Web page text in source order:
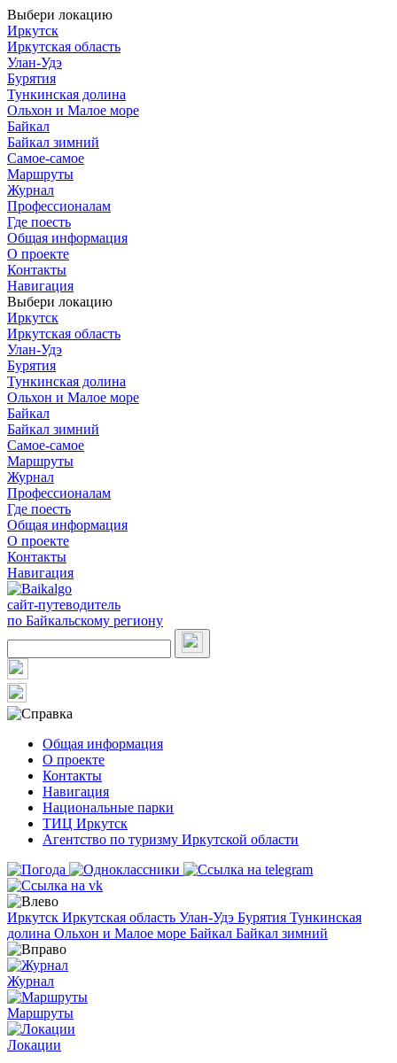
Выбери локацию
Иркутск
Иркутская область
Улан-Удэ
Бурятия
Тункинская долина
Ольхон и Малое море
Байкал
Байкал зимний
Самое-самое
Маршруты
Журнал
Профессионалам
Где поесть
Общая информация
О проекте
Контакты
Навигация
Выбери локацию
Иркутск
Иркутская область
Улан-Удэ
Бурятия
Тункинская долина
Ольхон и Малое море
Байкал
Байкал зимний
Самое-самое
Маршруты
Журнал
Профессионалам
Где поесть
Общая информация
О проекте
Контакты
Навигация
сайт-путеводитель
по Байкальскому региону
Общая информация
О проекте
Контакты
Навигация
Национальные парки
ТИЦ Иркутск
Агентство по туризму Иркутской области
Иркутск Иркутская область Улан-Удэ Бурятия Тункинская
долина Ольхон и Малое море Байкал Байкал зимний
Журнал
Маршруты
Локации